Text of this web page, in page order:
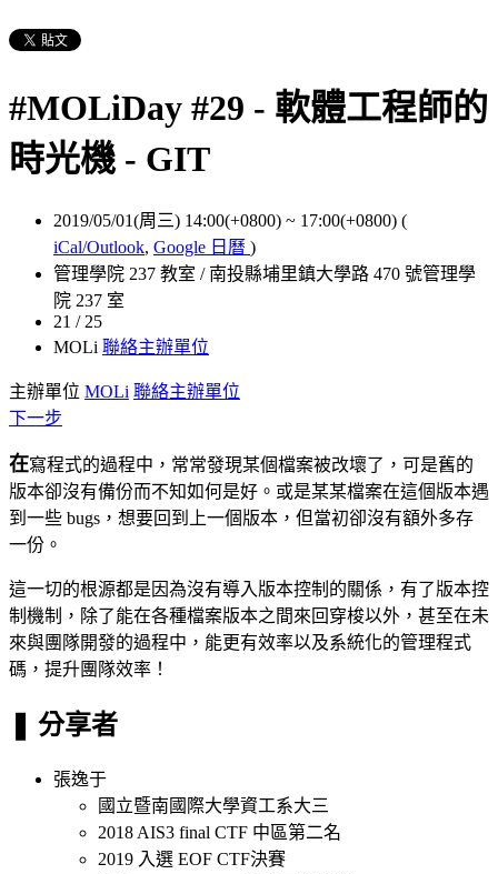
#MOLiDay #29 - 軟體工程師的
時光機 - GIT
2019/05/01(周三) 14:00(+0800) ~ 17:00(+0800) (
iCal/Outlook, Google 日曆 )
管理學院 237 教室 / 南投縣埔里鎮大學路 470 號管理學
院 237 室
21 / 25
MOLi 聯絡主辦單位
主辦單位 MOLi 聯絡主辦單位
下一步
在寫程式的過程中，常常發現某個檔案被改壞了，可是舊的
版本卻沒有備份而不知如何是好。或是某某檔案在這個版本遇
到一些 bugs，想要回到上一個版本，但當初卻沒有額外多存
一份。
這一切的根源都是因為沒有導入版本控制的關係，有了版本控
制機制，除了能在各種檔案版本之間來回穿梭以外，甚至在未
來與團隊開發的過程中，能更有效率以及系統化的管理程式
碼，提升團隊效率！
❚ 分享者
張逸于
國立暨南國際大學資工系大三
2018 AIS3 final CTF 中區第二名
2019 入選 EOF CTF決賽